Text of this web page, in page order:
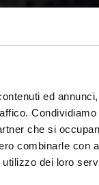
ed
che si
combinarle con
dei loro